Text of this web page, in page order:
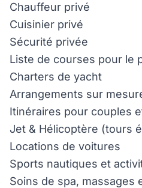
Chauffeur privé
Cuisinier privé
Sécurité privée
Liste de courses pour le
Charters de yacht
Arrangements sur
Itinéraires pour couples
Jet & Hélicoptère (tours
Locations de voitures
Sports nautiques et
Soins de spa, massages